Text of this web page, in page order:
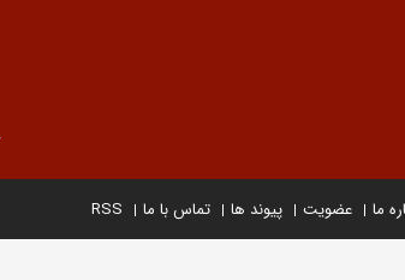
ما عضویت پیوند ها تماس با ما RSS